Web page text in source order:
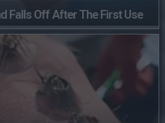
Falls Off After The First Use